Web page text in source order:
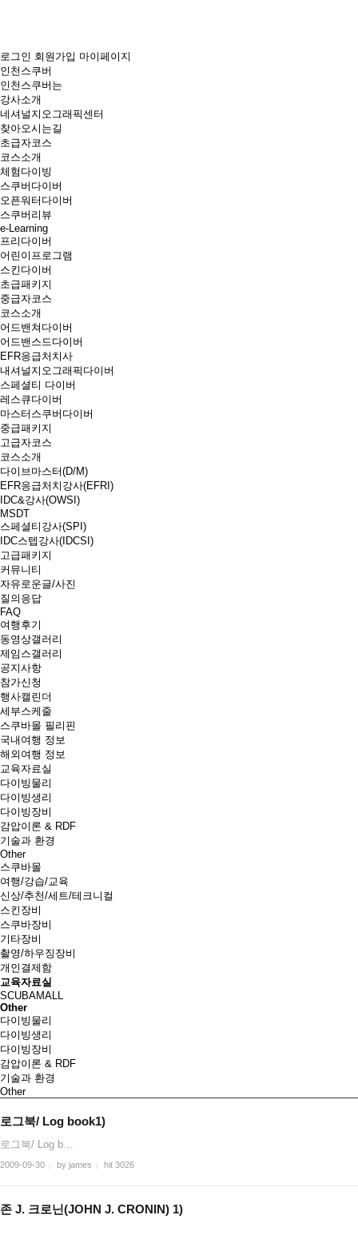
로그인 회원가입 마이페이지
인천스쿠버
인천스쿠버는
강사소개
네셔널지오그래픽센터
찾아오시는길
초급자코스
코스소개
체험다이빙
스쿠버다이버
오픈워터다이버
스쿠버리뷰
e-Learning
프리다이버
어린이프로그램
스킨다이버
초급패키지
중급자코스
코스소개
어드밴쳐다이버
어드밴스드다이버
EFR응급처치사
내셔널지오그래픽다이버
스페셜티 다이버
레스큐다이버
마스터스쿠버다이버
중급패키지
고급자코스
코스소개
다이브마스터(D/M)
EFR응급처치강사(EFRI)
IDC&강사(OWSI)
MSDT
스페셜티강사(SPI)
IDC스텝강사(IDCSI)
고급패키지
커뮤니티
자유로운글/사진
질의응답
FAQ
여행후기
동영상갤러리
제임스갤러리
공지사항
참가신청
행사캘린더
세부스케줄
스쿠바몰 필리핀
국내여행 정보
해외여행 정보
교육자료실
다이빙물리
다이빙생리
다이빙장비
감압이론 & RDF
기술과 환경
Other
스쿠바몰
여행/강습/교육
신상/추천/세트/테크니컬
스킨장비
스쿠바장비
기타장비
촬영/하우징장비
개인결제함
교육자료실
SCUBAMALL
Other
다이빙물리
다이빙생리
다이빙장비
감압이론 & RDF
기술과 환경
Other
로그북/ Log book1)
로그북/ Log b…
2009-09-30 by james hit 3026
존 J. 크로닌(JOHN J. CRONIN) 1)